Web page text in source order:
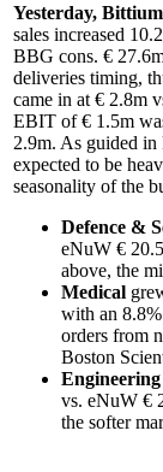
Yesterday,
sales increased
BBG cons. €
deliveries timing,
came in at € 2.8m
EBIT of € 1.5m
2.9m. As guided in
expected to be
seasonality of the
Defence &
eNuW €
above, the
Medical
with an
orders from
Boston
Engineering
vs. eNuW €
the softer